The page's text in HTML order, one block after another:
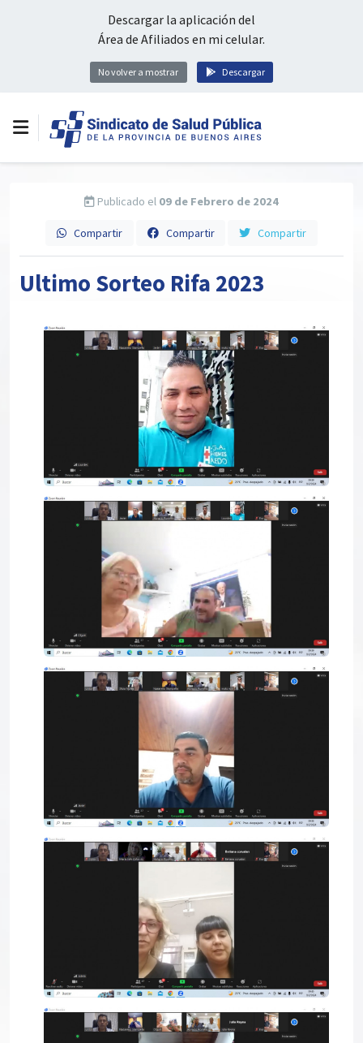
Descargar la aplicación del
Área de Afiliados en mi celular.
No volver a mostrar Descargar
Publicado el 09 de Febrero de 2024
Compartir Compartir Compartir
Ultimo Sorteo Rifa 2023